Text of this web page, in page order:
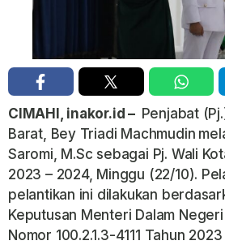
CIMAHI, inakor.id – Penjabat
Barat, Bey Triadi Machmudin
Saromi, M.Sc sebagai Pj. Wali
2023 – 2024, Minggu (22/10).
pelantikan ini dilakukan
Keputusan Menteri Dalam
Nomor 100.2.1.3-4111 Tahun